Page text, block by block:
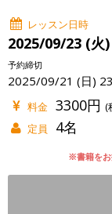
レッスン日時
2025/09/23 (火
予約締切
2025/09/21 (日)
料金 3300円 (
定員
4名
※書籍をお